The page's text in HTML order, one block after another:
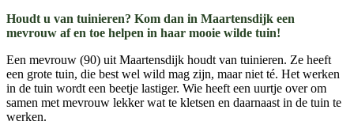
Houdt u van tuinieren? Kom dan in Maartensdijk een
mevrouw af en toe helpen in haar mooie wilde tuin!
Een mevrouw (90) uit Maartensdijk houdt van tuinieren. Ze heeft
een grote tuin, die best wel wild mag zijn, maar niet té. Het werken
in de tuin wordt een beetje lastiger. Wie heeft een uurtje over om
samen met mevrouw lekker wat te kletsen en daarnaast in de tuin te
werken.